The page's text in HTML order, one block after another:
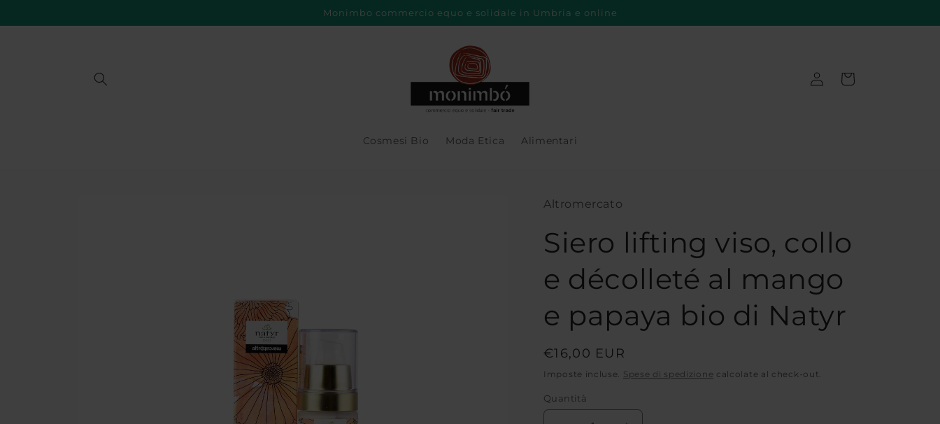
ai contenuti
Monimbo commercio equo e solidale in Umbria e online
Cosmesi Bio Moda Etica Alimentari
Accedi Carrello
Altromercato
Siero lifting viso, collo
e décolleté al mango
e papaya bio di Natyr
Prezzo
di
€16,00 EUR
Imposte incluse. Spese di spedizione calcolate al check-out.
Quantità